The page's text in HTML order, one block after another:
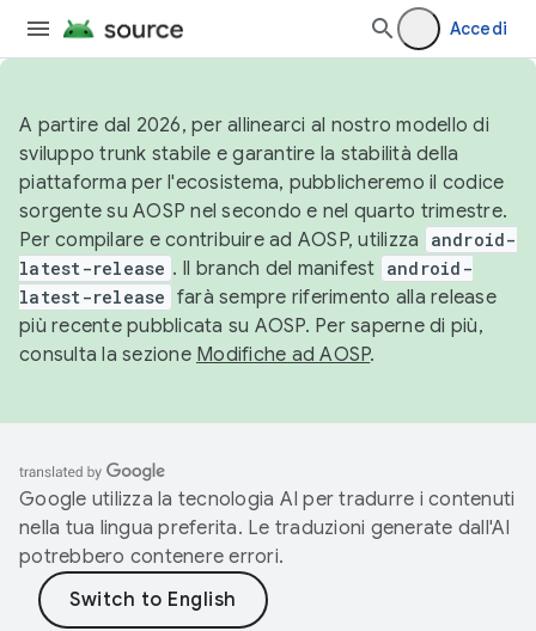
Accedi
A partire dal 2026, per allinearci al nostro modello di
sviluppo trunk stabile e garantire la stabilità della
piattaforma per l'ecosistema, pubblicheremo il codice
sorgente su AOSP nel secondo e nel quarto trimestre.
Per compilare e contribuire ad AOSP, utilizza
android-
latest-release . Il branch del manifest android-
latest-release farà sempre riferimento alla release
più recente pubblicata su AOSP. Per saperne di più,
consulta la sezione Modifiche ad AOSP.
Google utilizza la tecnologia AI per tradurre i contenuti
nella tua lingua preferita. Le traduzioni generate dall'AI
potrebbero contenere errori.